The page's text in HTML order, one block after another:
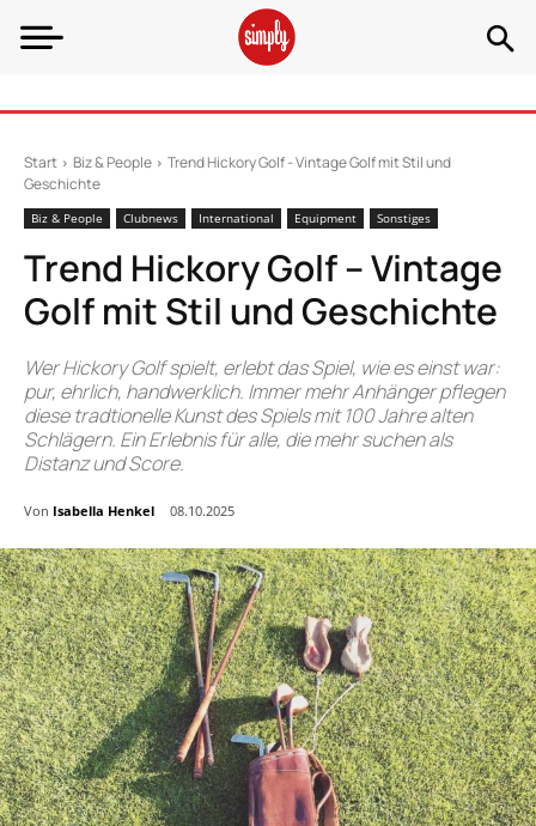
Start Biz & People
Trend Hickory Golf - Vintage Golf mit Stil und
Geschichte
Biz & People Clubnews International Equipment Sonstiges
Trend Hickory Golf – Vintage
Golf mit Stil und Geschichte
Wer Hickory Golf spielt, erlebt das Spiel, wie es einst war:
pur, ehrlich, handwerklich. Immer mehr Anhänger pflegen
diese tradtionelle Kunst des Spiels mit 100 Jahre alten
Schlägern. Ein Erlebnis für alle, die mehr suchen als
Distanz und Score.
Von Isabella Henkel 08.10.2025